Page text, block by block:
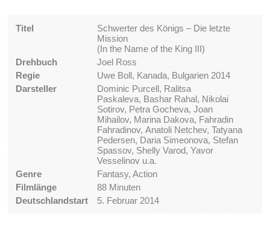
Titel
Schwerter des Königs – Die letzte
Mission
(In the Name of the King III)
Drehbuch
Joel Ross
Regie
Uwe Boll, Kanada, Bulgarien 2014
Darsteller
Dominic Purcell, Ralitsa
Paskaleva, Bashar Rahal, Nikolai
Sotirov, Petra Gocheva, Joan
Mihailov, Marina Dakova, Fahradin
Fahradinov, Anatoli Netchev, Tatyana
Pedersen, Daria Simeonova, Stefan
Spassov, Shelly Varod, Yavor
Vesselinov u.a.
Genre
Fantasy, Action
Filmlänge
88 Minuten
Deutschlandstart
5. Februar 2014